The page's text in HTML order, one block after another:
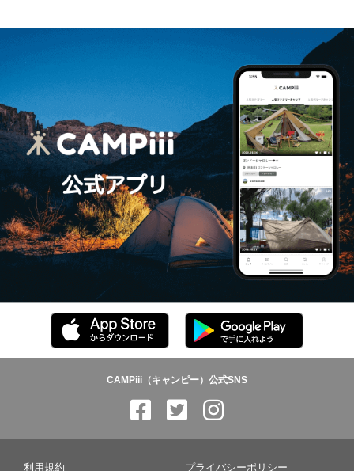
CAMPiii（キャンピー）公式SNS
利用規約 プライバシーポリシー